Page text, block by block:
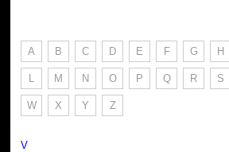
A B C D E F G H
L M N O P Q R S
W X Y Z
V